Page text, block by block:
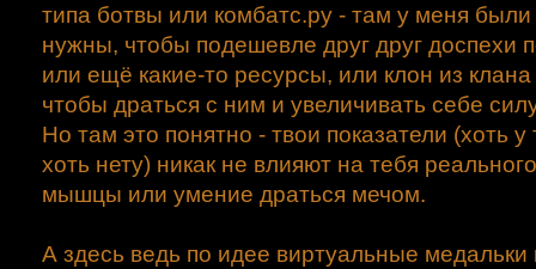
типа ботвы или комбатс.ру - там у меня
нужны, чтобы подешевле друг друг доспехи
или ещё какие-то ресурсы, или клон из клана
чтобы драться с ним и увеличивать себе
Но там это понятно - твои показатели (хоть у
хоть нету) никак не влияют на тебя
мышцы или умение драться мечом.
А здесь ведь по идее виртуальные